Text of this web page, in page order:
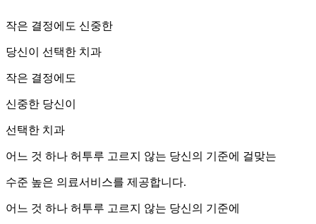
작은 결정에도 신중한
당신이 선택한 치과
작은 결정에도
신중한 당신이
선택한 치과
어느 것 하나 허투루 고르지 않는 당신의 기준에 걸맞는
수준 높은 의료서비스를 제공합니다.
어느 것 하나 허투루 고르지 않는 당신의 기준에